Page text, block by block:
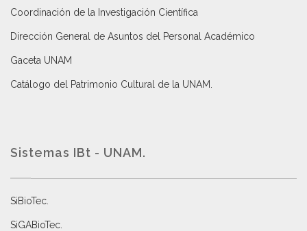
Coordinación de la Investigación Científica
Dirección General de Asuntos del Personal Académico
Gaceta UNAM
Catálogo del Patrimonio Cultural de la UNAM.
Sistemas IBt - UNAM.
SiBioTec
SiGABioTec.